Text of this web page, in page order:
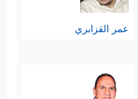
عمر القزابري